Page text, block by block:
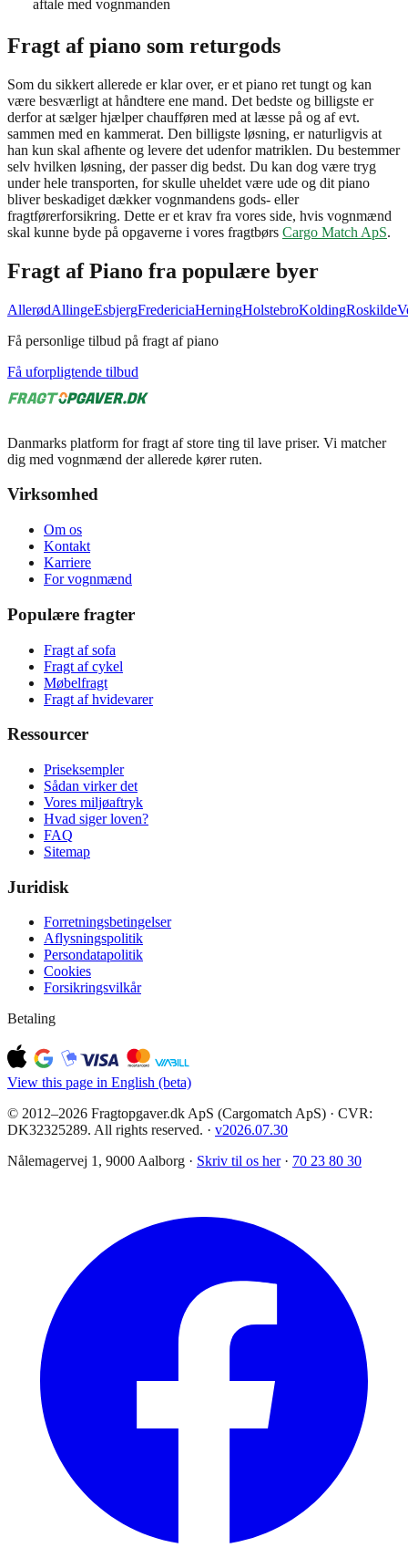
aftale med vognmanden
Fragt af piano som returgods
Som du sikkert allerede er klar over, er et piano ret tungt og kan
være besværligt at håndtere ene mand. Det bedste og billigste er
derfor at sælger hjælper chaufføren med at læsse på og af evt.
sammen med en kammerat. Den billigste løsning, er naturligvis at
han kun skal afhente og levere det udenfor matriklen. Du bestemmer
selv hvilken løsning, der passer dig bedst. Du kan dog være tryg
under hele transporten, for skulle uheldet være ude og dit piano
bliver beskadiget dækker vognmandens gods- eller
fragtførerforsikring. Dette er et krav fra vores side, hvis vognmænd
skal kunne byde på opgaverne i vores fragtbørs Cargo Match ApS.
Fragt afPiano fra populære byer
AllerødAllingeEsbjergFredericiaHerningHolstebroKoldingRoskilde
Få personlige tilbud på fragt af piano
Få uforpligtende tilbud
Danmarks platform for fragt af store ting til lave priser. Vi matcher
dig med vognmænd der allerede kører ruten.
Virksomhed
Om os
Kontakt
Karriere
For vognmænd
Populære fragter
Fragt af sofa
Fragt af cykel
Møbelfragt
Fragt af hvidevarer
Ressourcer
Priseksempler
Sådan virker det
Vores miljøaftryk
Hvad siger loven?
FAQ
Sitemap
Juridisk
Forretningsbetingelser
Aflysningspolitik
Persondatapolitik
Cookies
Forsikringsvilkår
Betaling
View this page in English (beta)
© 2012–2026 Fragtopgaver.dk ApS (Cargomatch ApS) · CVR:
DK32325289. All rights reserved. · v2026.07.30
Nålemagervej 1, 9000 Aalborg · Skriv til os her · 70 23 80 30